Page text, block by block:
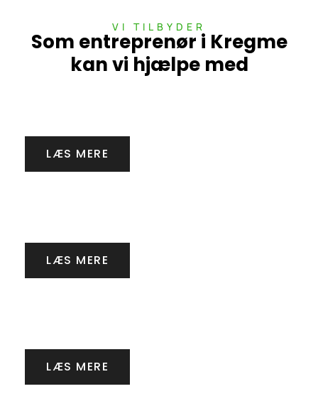
VI TILBYDER
Som entreprenør i Kregme
kan vi hjælpe med
LÆS MERE
LÆS MERE
LÆS MERE